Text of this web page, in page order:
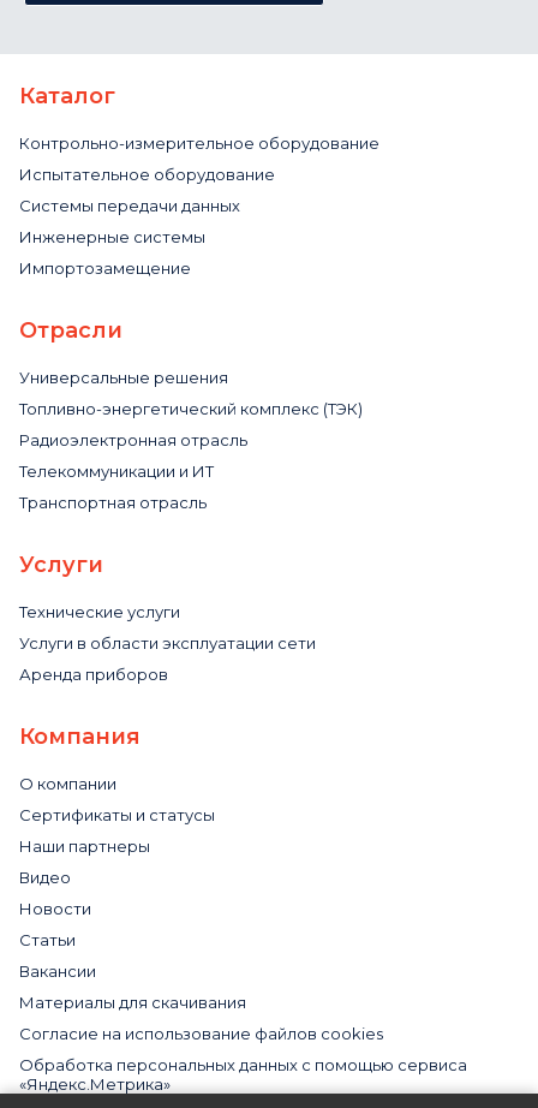
Каталог
Контрольно-измерительное оборудование
Испытательное оборудование
Системы передачи данных
Инженерные системы
Импортозамещение
Отрасли
Универсальные решения
Топливно-энергетический комплекс (ТЭК)
Радиоэлектронная отрасль
Телекоммуникации и ИТ
Транспортная отрасль
Услуги
Технические услуги
Услуги в области эксплуатации сети
Аренда приборов
Компания
О компании
Сертификаты и статусы
Наши партнеры
Видео
Новости
Статьи
Вакансии
Материалы для скачивания
Cогласие на использование файлов cookies
Обработка персональных данных с помощью сервиса
«Яндекс.Метрика»